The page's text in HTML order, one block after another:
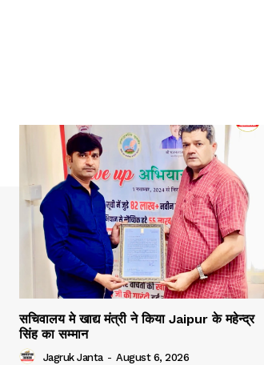
सचिवालय मे खाद्य मंत्री ने किया Jaipur के महेन्द्र
सिंह का सम्मान
Jagruk Janta - August 6, 2026